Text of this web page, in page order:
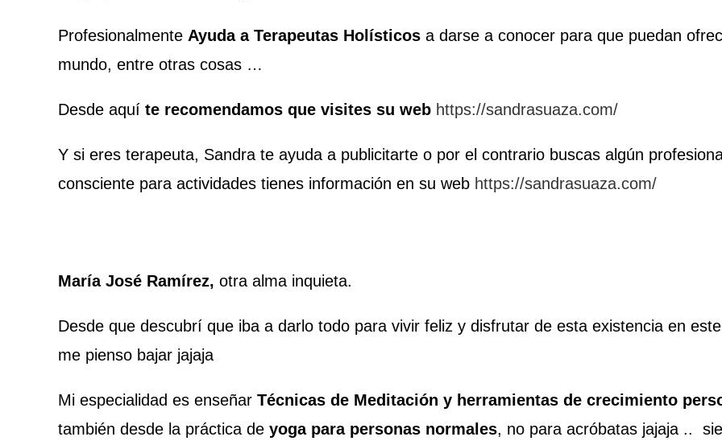
Profesionalmente Ayuda a Terapeutas Holísticos a darse a conocer para que puedan
mundo, entre otras cosas …
Desde aquí te recomendamos que visites su web https://sandrasuaza.com/
Y si eres terapeuta, Sandra te ayuda a publicitarte o por el contrario buscas algún
consciente para actividades tienes información en su web https://sandrasuaza.com/
María José Ramírez, otra alma inquieta.
Desde que descubrí que iba a darlo todo para vivir feliz y disfrutar de esta existencia en
me pienso bajar jajaja
Mi especialidad es enseñar Técnicas de Meditación y herramientas de crecimiento
también desde la práctica de yoga para personas normales, no para acróbatas jajaja ..